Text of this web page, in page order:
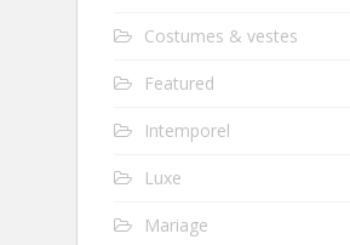
Costumes & vestes
Featured
Intemporel
Luxe
Mariage